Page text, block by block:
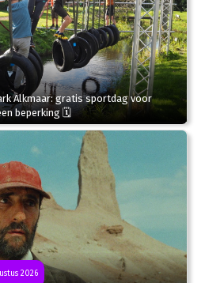
Alkmaar: gratis sportdag voor
beperking 🗓
2026